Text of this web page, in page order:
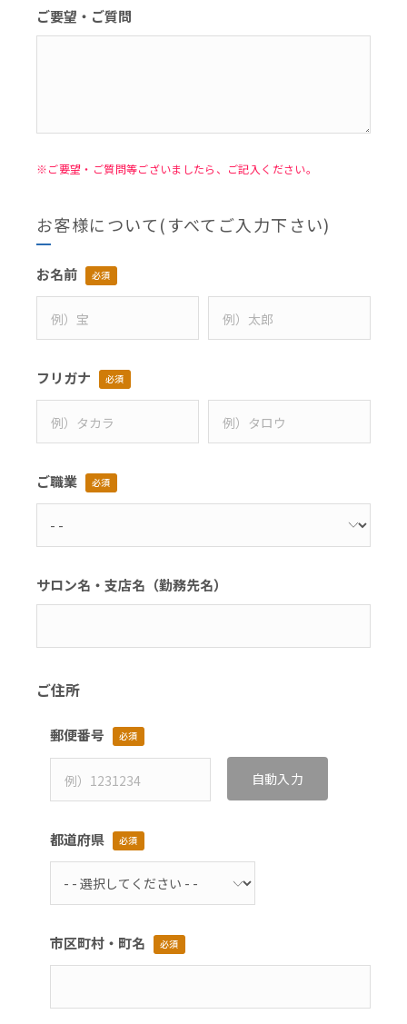
ご要望・ご質問
※ご要望・ご質問等ございましたら、ご記入ください。
お客様について(すべてご入力下さい)
お名前 必須
フリガナ 必須
ご職業 必須
サロン名・支店名（勤務先名）
ご住所
郵便番号 必須
自動入力
都道府県 必須
市区町村・町名 必須